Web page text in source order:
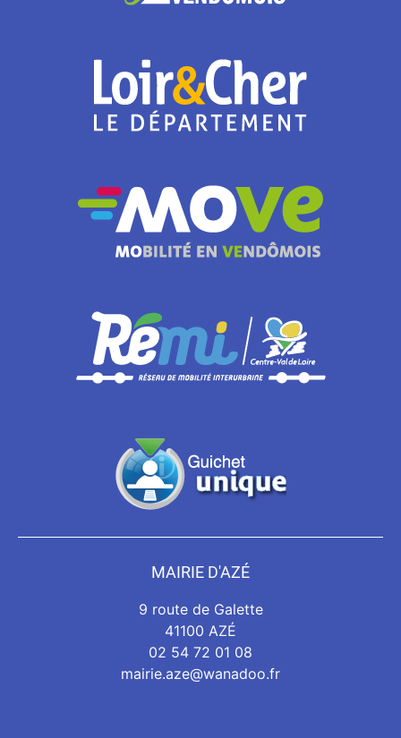
MAIRIE D'AZÉ
9 route de Galette
41100 AZÉ
02 54 72 01 08
mairie.aze@wanadoo.fr